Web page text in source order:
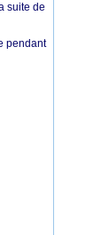
suite de
pendant